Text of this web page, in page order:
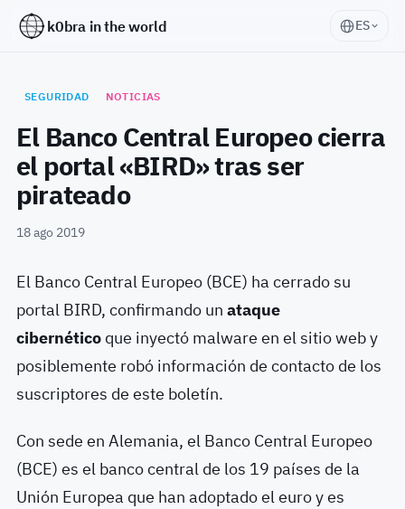
k0bra in the world ES
SEGURIDAD NOTICIAS
El Banco Central Europeo cierra
el portal «BIRD» tras ser
pirateado
18 ago 2019
El Banco Central Europeo (BCE) ha cerrado su
portal BIRD, confirmando un ataque
cibernéticoque inyectó malware en el sitio web y
posiblemente robó información de contacto de los
suscriptores de este boletín.
Con sede en Alemania, el Banco Central Europeo
(BCE) es el banco central de los 19 países de la
Unión Europea que han adoptado el euro y es